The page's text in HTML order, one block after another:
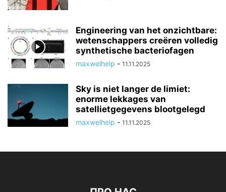
Engineering van het onzichtbare:
wetenschappers creëren volledig
synthetische bacteriofagen
maxwelhelp - 11.11.2025
Sky is niet langer de limiet:
enorme lekkages van
satellietgegevens blootgelegd
maxwelhelp - 11.11.2025